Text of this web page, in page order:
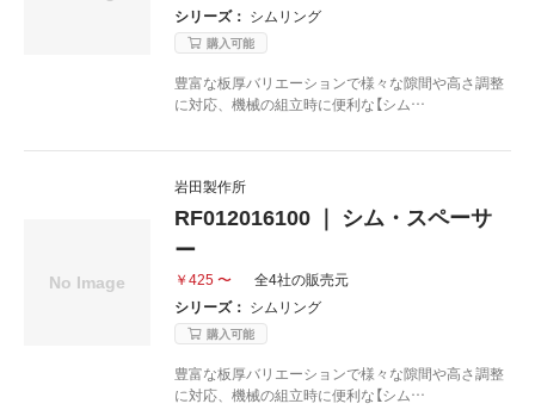
シリーズ： シムリング
購入可能
豊富な板厚バリエーションで様々な隙間や高さ調整
に対応、機械の組立時に便利な【シム…
岩田製作所
RF012016100 ｜ シム・スペーサ
ー
￥425 〜
全4社の販売元
シリーズ： シムリング
購入可能
豊富な板厚バリエーションで様々な隙間や高さ調整
に対応、機械の組立時に便利な【シム…